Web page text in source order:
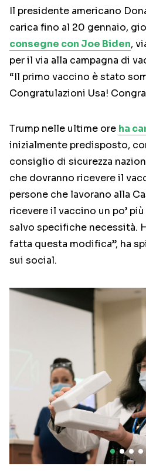
Il presidente americano
carica fino al 20 gennaio,
consegne con Joe Biden,
per il via alla campagna di
“Il primo vaccino è stato
Congratulazioni Usa!
Trump nelle ultime ore ha
inizialmente predisposto,
consiglio di sicurezza
che dovranno ricevere il
persone che lavorano alla
ricevere il vaccino un po’
salvo specifiche necessità.
fatta questa modifica”, ha
sui social.